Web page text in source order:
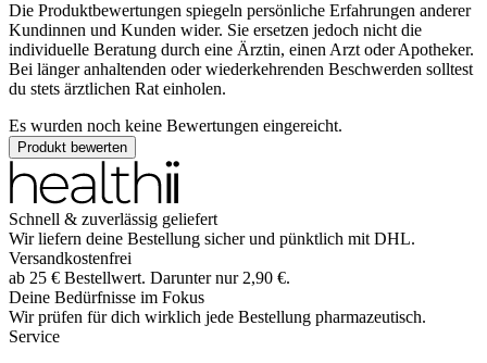
Die Produktbewertungen spiegeln persönliche Erfahrungen anderer
Kundinnen und Kunden wider. Sie ersetzen jedoch nicht die
individuelle Beratung durch eine Ärztin, einen Arzt oder Apotheker.
Bei länger anhaltenden oder wiederkehrenden Beschwerden solltest
du stets ärztlichen Rat einholen.
Es wurden noch keine Bewertungen eingereicht.
Produkt bewerten
Schnell & zuverlässig geliefert
Wir liefern deine Bestellung sicher und pünktlich mit DHL.
Versandkostenfrei
ab 25 € Bestellwert. Darunter nur 2,90 €.
Deine Bedürfnisse im Fokus
Wir prüfen für dich wirklich jede Bestellung pharmazeutisch.
Service